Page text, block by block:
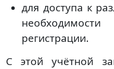
для доступа к
регистрации.
С этой учётной